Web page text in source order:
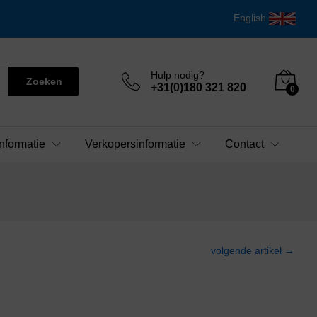
English
Zoeken
Hulp nodig?
+31(0)180 321 820 0
Verkopersinformatie Contact
volgende artikel →